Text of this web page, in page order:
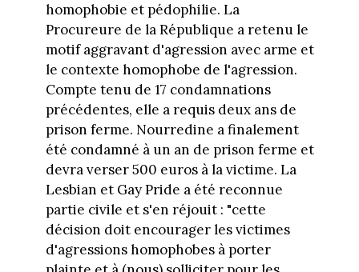
homophobie et pédophilie. La
Procureure de la République a retenu le
motif aggravant d'agression avec arme et
le contexte homophobe de l'agression.
Compte tenu de 17 condamnations
précédentes, elle a requis deux ans de
prison ferme. Nourredine a finalement
été condamné à un an de prison ferme et
devra verser 500 euros à la victime. La
Lesbian et Gay Pride a été reconnue
partie civile et s'en réjouit : "cette
décision doit encourager les victimes
d'agressions homophobes à porter